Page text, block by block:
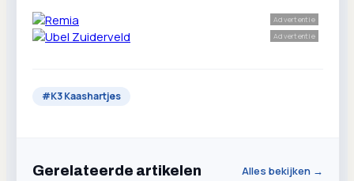
Advertentie
Advertentie
#K3 Kaashartjes
Gerelateerde artikelen Alles bekijken →